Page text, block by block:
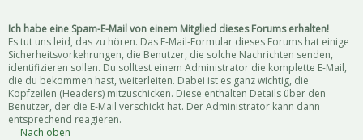
Ich habe eine Spam-E-Mail von einem Mitglied dieses Forums erhalten!
Es tut uns leid, das zu hören. Das E-Mail-Formular dieses Forums hat einige
Sicherheitsvorkehrungen, die Benutzer, die solche Nachrichten senden,
identifizieren sollen. Du solltest einem Administrator die komplette E-Mail,
die du bekommen hast, weiterleiten. Dabei ist es ganz wichtig, die
Kopfzeilen (Headers) mitzuschicken. Diese enthalten Details über den
Benutzer, der die E-Mail verschickt hat. Der Administrator kann dann
entsprechend reagieren.
Nach oben